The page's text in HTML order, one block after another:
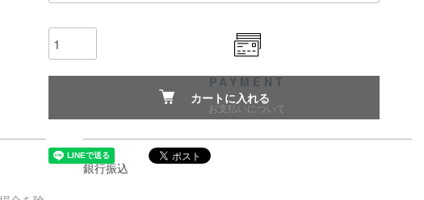
カートに入れる
PAYMENT
お支払いについて
銀行振込